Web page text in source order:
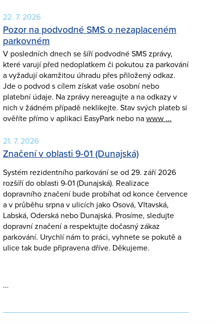
22. 7. 2026
Pozor na podvodné SMS o nezaplaceném
parkovném
V posledních dnech se šíří podvodné SMS zprávy,
které varují před nedoplatkem či pokutou za parkování
a vyžadují okamžitou úhradu přes přiložený odkaz.
Jde o podvod s cílem získat vaše osobní nebo
platební údaje. Na zprávy nereagujte a na odkazy v
nich v žádném případě neklikejte. Stav svých plateb si
ověříte přímo v aplikaci EasyPark nebo na www ...
21. 7. 2026
Značení v oblasti 9-01 (Dunajská)
Systém rezidentního parkování se od 29. září 2026
rozšíří do oblasti 9-01 (Dunajská). Realizace
dopravního značení bude probíhat od konce července
a v průběhu srpna v ulicích jako Osová, Vltavská,
Labská, Oderská nebo Dunajská. Prosíme, sledujte
dopravní značení a respektujte dočasný zákaz
parkování. Urychlí nám to práci, vyhnete se pokutě a
ulice tak bude připravena dříve. Děkujeme.
...